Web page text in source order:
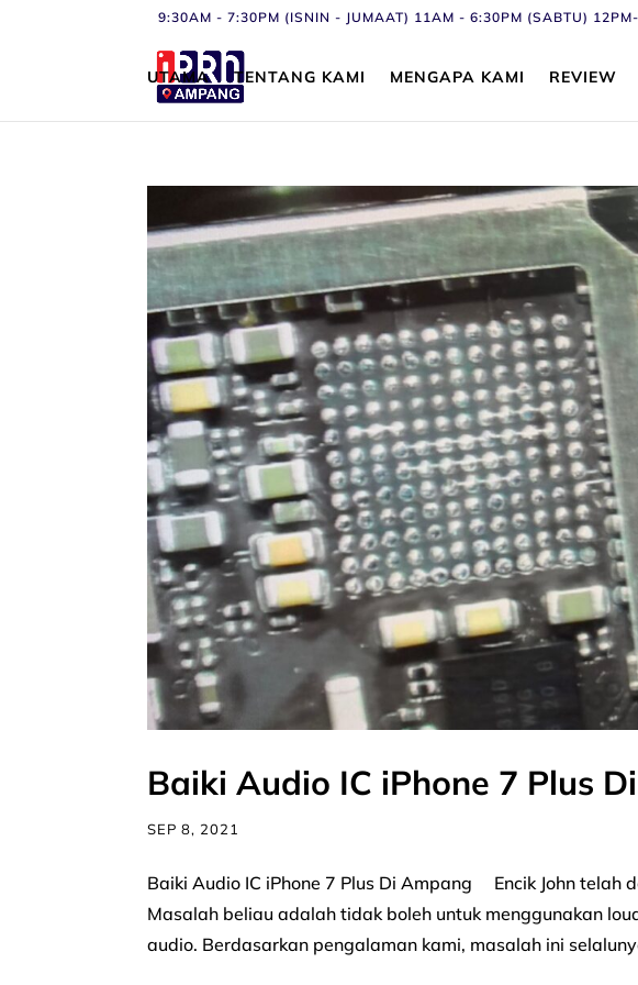
9:30AM - 7:30PM (ISNIN - JUMAAT) 11AM - 6:30PM (SABTU)
UTAMA TENTANG KAMI MENGAPA KAMI REVIEW
Baiki Audio IC iPhone 7 Plus
SEP 8, 2021
Baiki Audio IC iPhone 7 Plus Di Ampang Encik John telah
Masalah beliau adalah tidak boleh untuk menggunakan
audio. Berdasarkan pengalaman kami, masalah ini